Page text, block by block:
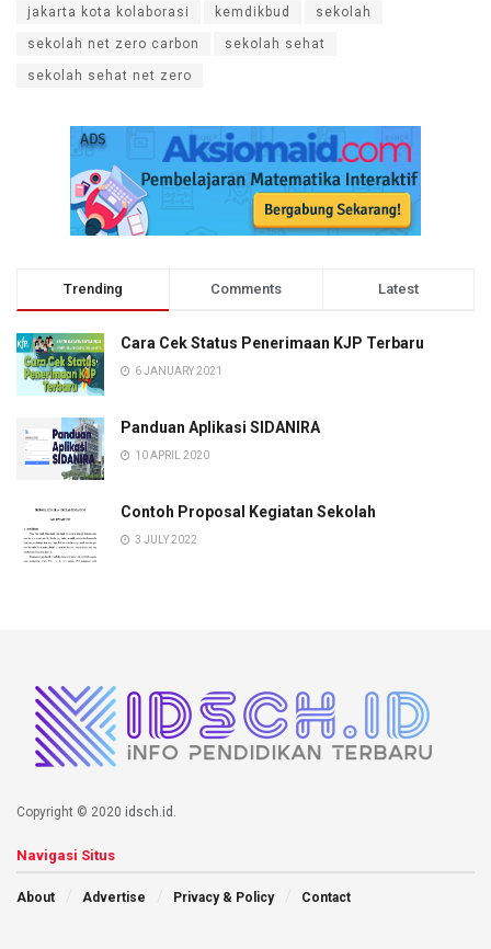
jakarta kota kolaborasi kemdikbud sekolah
sekolah net zero carbon sekolah sehat
sekolah sehat net zero
Trending Comments Latest
Cara Cek Status Penerimaan KJP Terbaru
6 JANUARY 2021
Panduan Aplikasi SIDANIRA
10 APRIL 2020
Contoh Proposal Kegiatan Sekolah
3 JULY 2022
Copyright © 2020 idsch.id .
Navigasi Situs
About Advertise Privacy & Policy Contact